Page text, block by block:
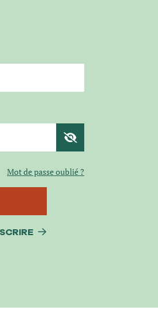
Mot de passe oublié ?